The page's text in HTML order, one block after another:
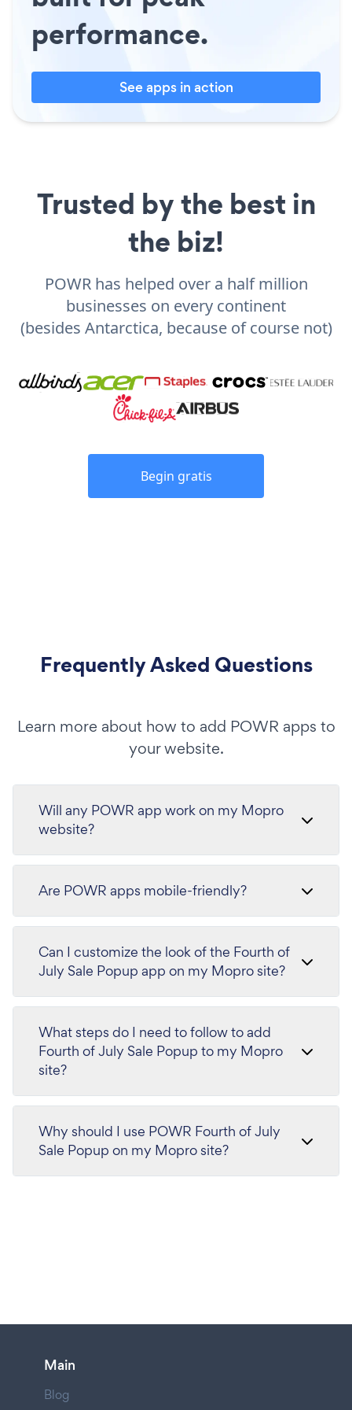
performance.
See apps in action
Trusted by the best in
the biz!
POWR has helped over a half million
businesses on every continent
(besides Antarctica, because of course not)
Begin gratis
Frequently Asked Questions
Learn more about how to add POWR apps to
your website.
Will any POWR app work on my Mopro
website?
Are POWR apps mobile-friendly?
Can I customize the look of the Fourth of
July Sale Popup app on my Mopro site?
What steps do I need to follow to add
Fourth of July Sale Popup to my Mopro
site?
Why should I use POWR Fourth of July
Sale Popup on my Mopro site?
Main
Blog